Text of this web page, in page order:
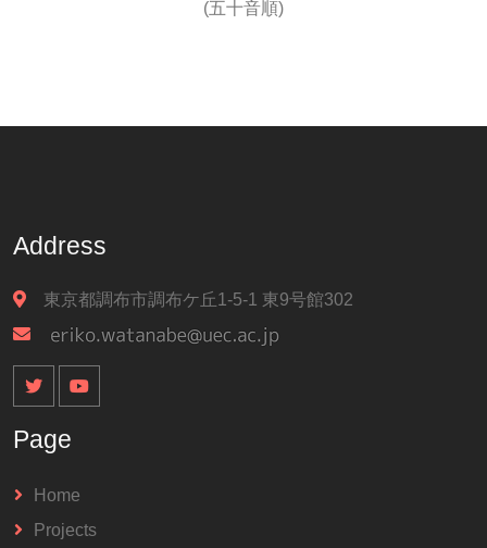
(五十音順)
Address
東京都調布市調布ケ丘1-5-1 東9号館302
Page
Home
Projects